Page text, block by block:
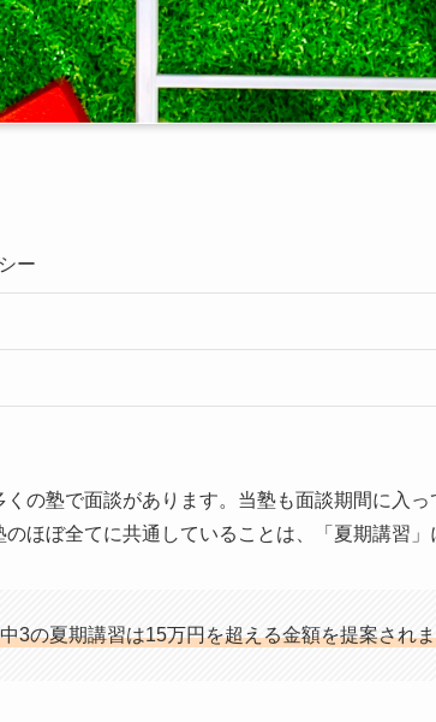
ー
くの塾で面談があります。当塾も面談期間に入
ほぼ全てに共通していることは、「夏期講習」
3の夏期講習は15万円を超える金額を提案され